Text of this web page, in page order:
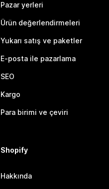
Pazar yerleri
Ürün değerlendirmeleri
Yukarı satış ve paketler
E-posta ile pazarlama
SEO
Kargo
Para birimi ve çeviri
Shopify
Hakkında